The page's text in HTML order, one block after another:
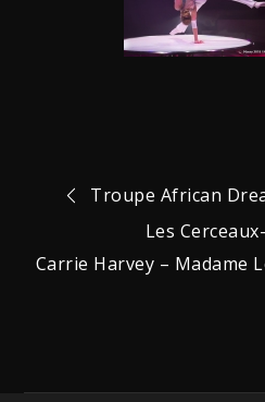
de
Troupe African
Les
Carrie Harvey – Madame